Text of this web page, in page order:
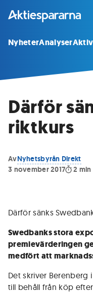
NyheterAnalyser
Därför
riktkurs
AvNyhetsbyrån Direkt
3 november 2017
2 min
Därför sänks
Swedbanks stora
premievärderingen
medfört att
Det skriver Berenberg
till behåll från köp